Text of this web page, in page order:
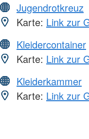
Jugendrotkreuz
Karte: Link zur
Kleidercontainer
Karte: Link zur
Kleiderkammer
Karte: Link zur